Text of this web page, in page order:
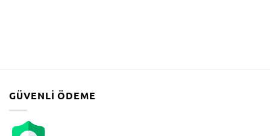
GÜVENLI ÖDEME